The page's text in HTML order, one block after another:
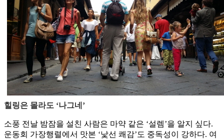
힐링은 몰라도 ‘나그네’
소풍 전날 밤잠을 설친 사람은 마약 같은 ‘설렘’을 알지 싶다.
운동회 가장행렬에서 맛본 ‘낯선 쾌감’도 중독성이 강하다. 여